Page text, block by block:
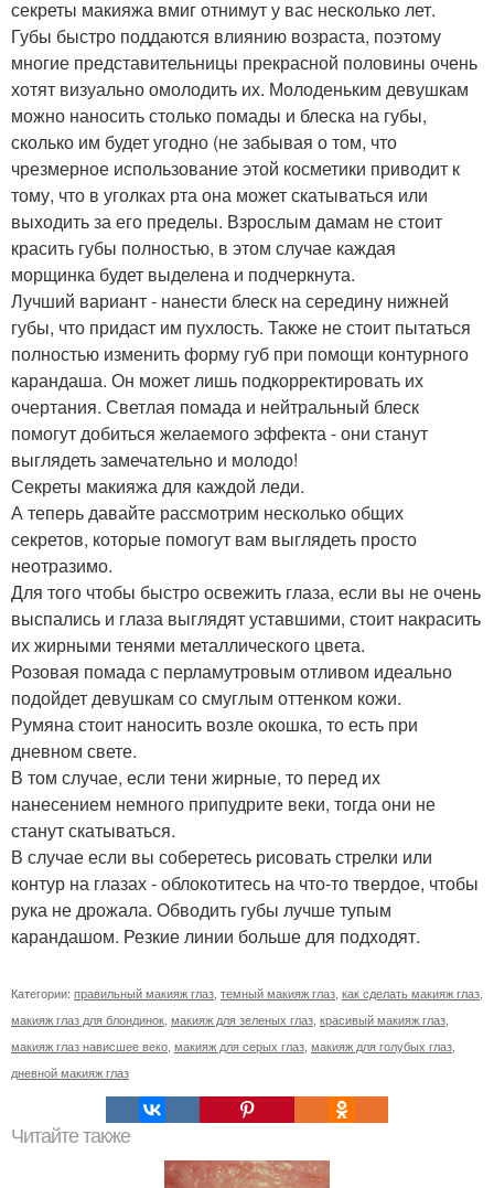
секреты макияжа вмиг отнимут у вас несколько лет.
Губы быстро поддаются влиянию возраста, поэтому
многие представительницы прекрасной половины очень
хотят визуально омолодить их. Молоденьким девушкам
можно наносить столько помады и блеска на губы,
сколько им будет угодно (не забывая о том, что
чрезмерное использование этой косметики приводит к
тому, что в уголках рта она может скатываться или
выходить за его пределы. Взрослым дамам не стоит
красить губы полностью, в этом случае каждая
морщинка будет выделена и подчеркнута.
Лучший вариант - нанести блеск на середину нижней
губы, что придаст им пухлость. Также не стоит пытаться
полностью изменить форму губ при помощи контурного
карандаша. Он может лишь подкорректировать их
очертания. Светлая помада и нейтральный блеск
помогут добиться желаемого эффекта - они станут
выглядеть замечательно и молодо!
Секреты макияжа для каждой леди.
А теперь давайте рассмотрим несколько общих
секретов, которые помогут вам выглядеть просто
неотразимо.
Для того чтобы быстро освежить глаза, если вы не очень
выспались и глаза выглядят уставшими, стоит накрасить
их жирными тенями металлического цвета.
Розовая помада с перламутровым отливом идеально
подойдет девушкам со смуглым оттенком кожи.
Румяна стоит наносить возле окошка, то есть при
дневном свете.
В том случае, если тени жирные, то перед их
нанесением немного припудрите веки, тогда они не
станут скатываться.
В случае если вы соберетесь рисовать стрелки или
контур на глазах - облокотитесь на что-то твердое, чтобы
рука не дрожала. Обводить губы лучше тупым
карандашом. Резкие линии больше для подходят.
Категории: правильный макияж глаз темный макияж глаз как сделать макияж глаз
макияж глаз для блондинок макияж для зеленых глаз красивый макияж глаз
макияж глаз нависшее веко макияж для серых глаз макияж для голубых глаз
дневной макияж глаз
Читайте также